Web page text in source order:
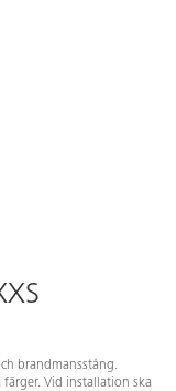
brandmansstång.
färger. Vid installation ska